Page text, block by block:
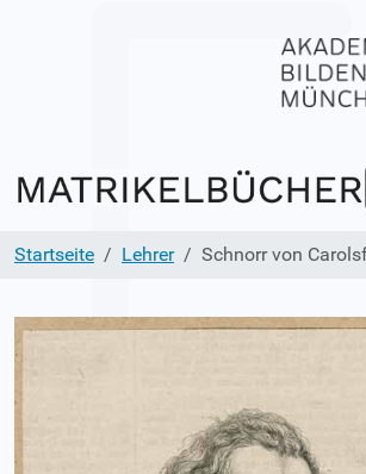
Startseite Lehrer Schnorr von